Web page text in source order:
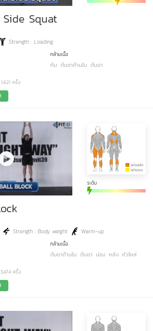
Squat
Strength : Loading
กล้ามเนื้อ
ก้น ต้นขาด้านใน ต้นขา
ครั้ง
ระดับ
Strength : Body weight Warm-up
กล้ามเนื้อ
ต้นขาด้านใน ต้นขา น่อง หลัง หัวไหล่
ครั้ง